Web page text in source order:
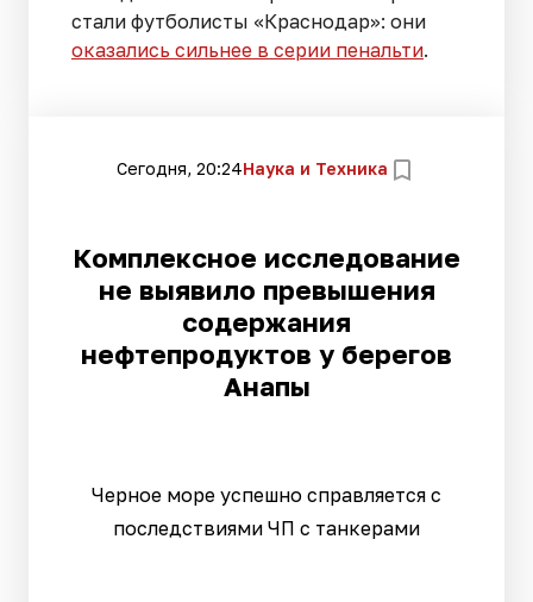
стали футболисты «Краснодар»: они
оказались сильнее в серии пенальти.
Сегодня, 20:24Наука и Техника
Комплексное исследование
не выявило превышения
содержания
нефтепродуктов у берегов
Анапы
Черное море успешно справляется с
последствиями ЧП с танкерами